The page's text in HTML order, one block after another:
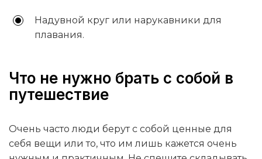
Надувной круг или нарукавники для
плавания.
Что не нужно брать с собой в
путешествие
Очень часто люди берут с собой ценные для
себя вещи или то, что им лишь кажется очень